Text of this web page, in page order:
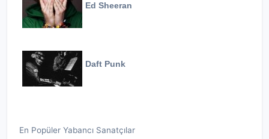
Ed Sheeran
Daft Punk
En Popüler Yabancı Sanatçılar